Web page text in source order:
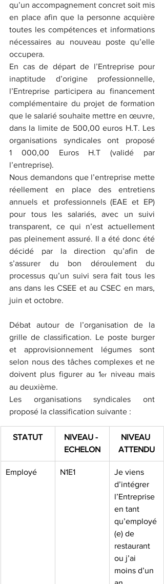
qu’un accompagnement concret soit mis
en place afin que la personne acquière
toutes les compétences et informations
nécessaires au nouveau poste qu’elle
occupera.
En cas de départ de l’Entreprise pour
inaptitude d’origine professionnelle,
l’Entreprise participera au financement
complémentaire du projet de formation
que le salarié souhaite mettre en œuvre,
dans la limite de 500,00 euros H.T. Les
organisations syndicales ont proposé
1 000,00 Euros H.T (validé par
l’entreprise).
Nous demandons que l’entreprise mette
réellement en place des entretiens
annuels et professionnels (EAE et EP)
pour tous les salariés, avec un suivi
transparent, ce qui n’est actuellement
pas pleinement assuré. Il a été donc été
décidé par la direction qu’afin de
s’assurer du bon déroulement du
processus qu’un suivi sera fait tous les
ans dans les CSEE et au CSEC en mars,
juin et octobre.
Débat autour de l’organisation de la
grille de classification. Le poste burger
et approvisionnement légumes sont
selon nous des tâches complexes et ne
doivent plus figurer au 1er niveau mais
au deuxième.
Les organisations syndicales ont
proposé la classification suivante :
STATUT
NIVEAU -
ECHELON
NIVEAU
ATTENDU
Employé N1E1
Je viens
d’intégrer
l’Entreprise
en tant
qu’employé
(e) de
restaurant
ou j’ai
moins d’un